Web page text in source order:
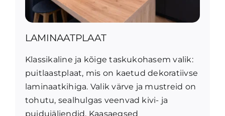
LAMINAATPLAAT
Klassikaline ja kõige taskukohasem valik:
puitlaastplaat, mis on kaetud dekoratiivse
laminaatkihiga. Valik värve ja mustreid on
tohutu, sealhulgas veenvad kivi- ja
puidujäljendid. Kaasaegsed